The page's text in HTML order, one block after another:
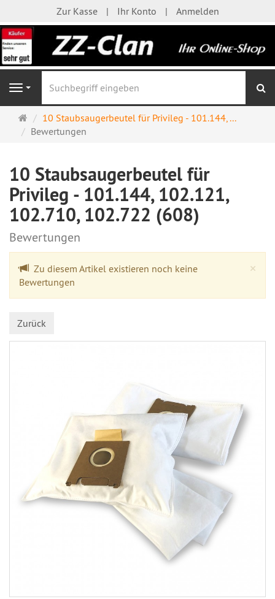
Zur Kasse Ihr Konto Anmelden
Navigation
Startseite
10 Staubsaugerbeutel für Privileg - 101.144, ...
Bewertungen
10 Staubsaugerbeutel für
Privileg - 101.144, 102.121,
102.710, 102.722 (608)
Bewertungen
×
Zu diesem Artikel existieren noch keine
Bewertungen
Zurück